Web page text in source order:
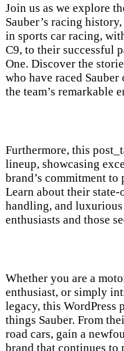
Join us as we explore
Sauber’s racing
in sports car racing,
C9, to their successful
One. Discover the
who have raced
the team’s remarkable
Furthermore, this
lineup, showcasing
brand’s commitment to
Learn about their
handling, and
enthusiasts and those
Whether you are a
enthusiast, or simply
legacy, this WordPress
things Sauber. From
road cars, gain a
brand that continues to